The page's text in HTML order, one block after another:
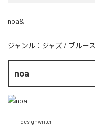
noa&
ジャンル： ジャズ / ブルース
noa
-designwriter-